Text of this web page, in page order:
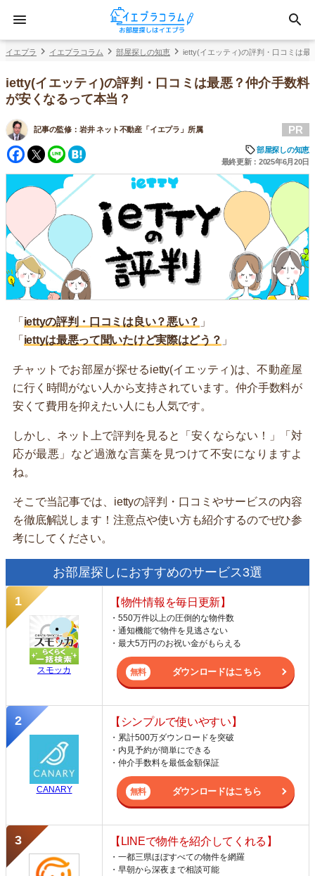
イエプラ イエプラコラム 部屋探しの知恵 ietty(イエッティ)の評判・口コミは最
ietty(イエッティ)の評判・口コミは最悪？仲介手数料
が安くなるって本当？
記事の監修： 岩井 ネット不動産「イエプラ」所属
Facebook
Twitter
Line
PR
部屋探しの知恵
最終更新：2025年6月20日
「 iettyの評判・口コミは良い？悪い？ 」
「 iettyは最悪って聞いたけど実際はどう？ 」
チャットでお部屋が探せるietty(イエッティ)は、不動産屋
に行く時間がない人から支持されています。仲介手数料が
安くて費用を抑えたい人にも人気です。
しかし、ネット上で評判を見ると「安くならない！」「対
応が最悪」など過激な言葉を見つけて不安になりますよ
ね。
そこで当記事では、iettyの評判・口コミやサービスの内容
を徹底解説します！注意点や使い方も紹介するのでぜひ参
考にしてください。
お部屋探しにおすすめのサービス3選
スモッカ
【物件情報を毎日更新】
・550万件以上の圧倒的な物件数
・通知機能で物件を見逃さない
・最大5万円のお祝い金がもらえる
ダウンロードはこちら
CANARY
【シンプルで使いやすい】
・累計500万ダウンロードを突破
・内見予約が簡単にできる
・仲介手数料を最低金額保証
ダウンロードはこちら
【LINEで物件を紹介してくれる】
・一都三県ほぼすべての物件を網羅
・早朝から深夜まで相談可能